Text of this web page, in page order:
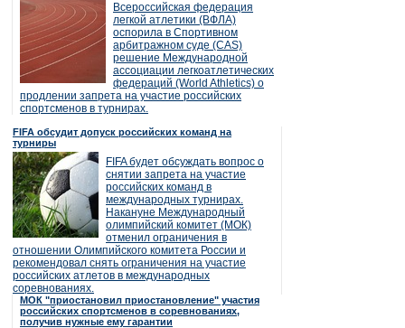
Всероссийская федерация
легкой атлетики (ВФЛА)
оспорила в Спортивном
арбитражном суде (CAS)
решение Международной
ассоциации легкоатлетических
федераций (World Athletics) о
продлении запрета на участие российских
спортсменов в турнирах.
FIFA обсудит допуск российских команд на
турниры
FIFA будет обсуждать вопрос о
снятии запрета на участие
российских команд в
международных турнирах.
Накануне Международный
олимпийский комитет (МОК)
отменил ограничения в
отношении Олимпийского комитета России и
рекомендовал снять ограничения на участие
российских атлетов в международных
соревнованиях.
МОК "приостановил приостановление" участия
российских спортсменов в соревнованиях,
получив нужные ему гарантии